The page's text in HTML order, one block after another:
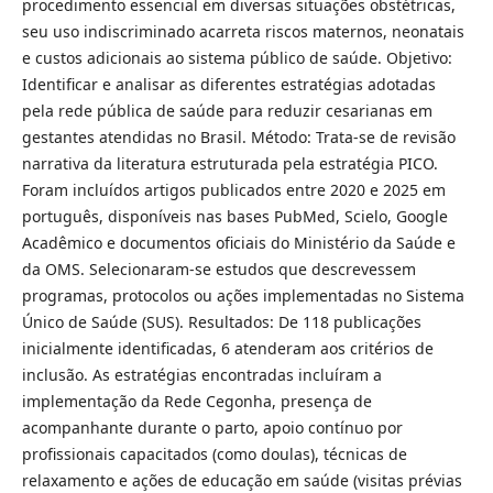
procedimento essencial em diversas situações obstétricas,
seu uso indiscriminado acarreta riscos maternos, neonatais
e custos adicionais ao sistema público de saúde. Objetivo:
Identificar e analisar as diferentes estratégias adotadas
pela rede pública de saúde para reduzir cesarianas em
gestantes atendidas no Brasil. Método: Trata-se de revisão
narrativa da literatura estruturada pela estratégia PICO.
Foram incluídos artigos publicados entre 2020 e 2025 em
português, disponíveis nas bases PubMed, Scielo, Google
Acadêmico e documentos oficiais do Ministério da Saúde e
da OMS. Selecionaram-se estudos que descrevessem
programas, protocolos ou ações implementadas no Sistema
Único de Saúde (SUS). Resultados: De 118 publicações
inicialmente identificadas, 6 atenderam aos critérios de
inclusão. As estratégias encontradas incluíram a
implementação da Rede Cegonha, presença de
acompanhante durante o parto, apoio contínuo por
profissionais capacitados (como doulas), técnicas de
relaxamento e ações de educação em saúde (visitas prévias